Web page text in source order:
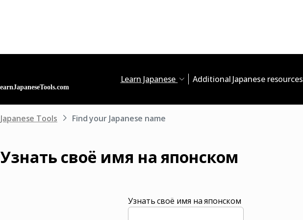
Learn Japanese Additional Japanese resources
Japanese Tools Find your Japanese name
Узнать своё имя на японском
Узнать своё имя на японском